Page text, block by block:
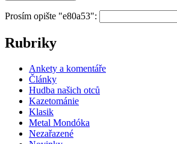
Prosím opište "e80a53":
Rubriky
Ankety a komentáře
Články
Hudba našich otců
Kazetománie
Klasik
Metal Mondóka
Nezařazené